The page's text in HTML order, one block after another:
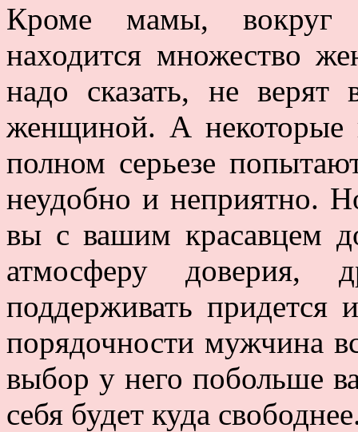
Кроме мамы, вокруг
находится множество
надо сказать, не
женщиной. А некоторые
полном серьезе
неудобно и неприятно.
вы с вашим красавцем
атмосферу
поддерживать придется
порядочности мужчина
выбор у него побольше
себя будет куда